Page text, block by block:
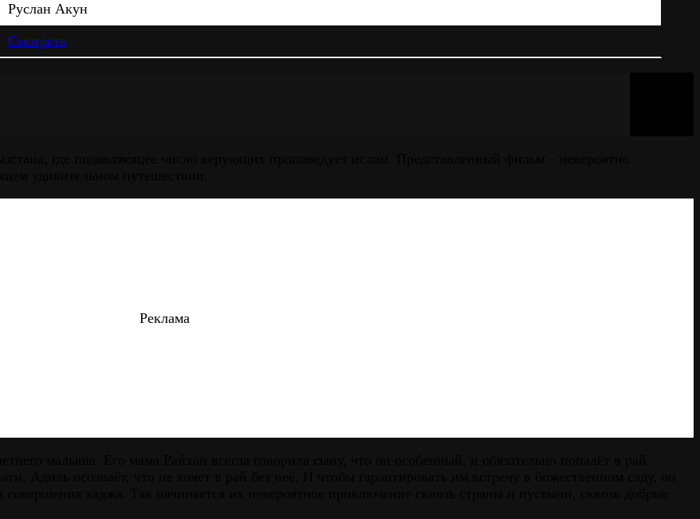
Руслан Акун
Смотреть
Реклама